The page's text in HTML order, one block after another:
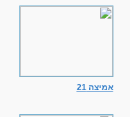
אמיצה 21